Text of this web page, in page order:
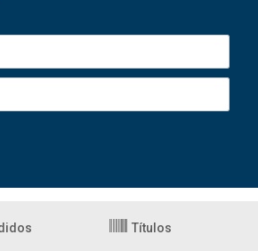
Títulos